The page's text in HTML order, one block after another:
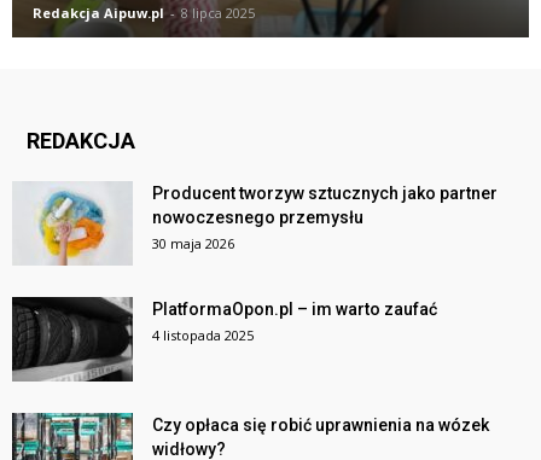
Redakcja Aipuw.pl - 8 lipca 2025
REDAKCJA
Producent tworzyw sztucznych jako partner
nowoczesnego przemysłu
30 maja 2026
PlatformaOpon.pl – im warto zaufać
4 listopada 2025
Czy opłaca się robić uprawnienia na wózek
widłowy?